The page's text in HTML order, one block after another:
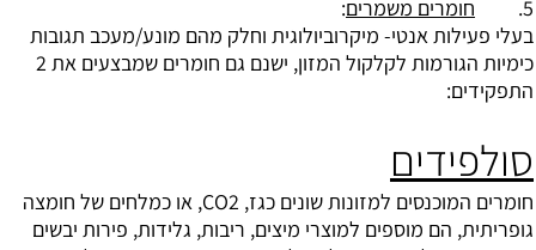
5.
חומרים משמרים:
בעלי פעילות אנטי- מיקרוביולוגית וחלק מהם מונע/מעכב תגובות
כימיות הגורמות לקלקול המזון, ישנם גם חומרים שמבצעים את 2
התפקידים:
סולפידים
חומרים המוכנסים למזונות שונים כגז, CO2, או כמלחים של חומצה
גופריתית, הם מוספים למוצרי מיצים, ריבות, גלידות, פירות יבשים